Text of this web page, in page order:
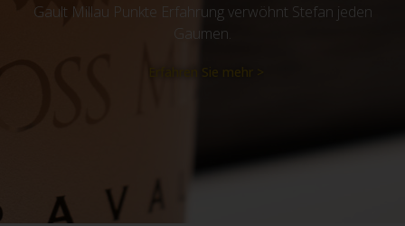
Gault Millau Punkte Erfahrung verwöhnt Stefan jeden
Gaumen.
Erfahren Sie mehr >